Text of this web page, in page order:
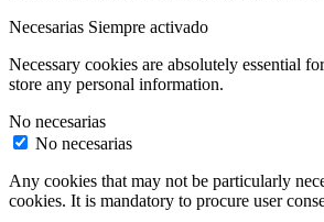
Necesarias Siempre activado
Necessary cookies are absolutely essential
store any personal information.
No necesarias
No necesarias
Any cookies that may not be particularly
cookies. It is mandatory to procure user